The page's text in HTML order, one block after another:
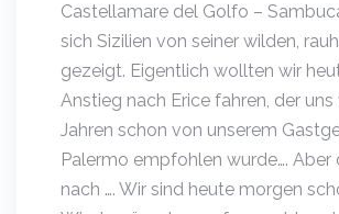
Castellamare del Golfo –
sich Sizilien von seiner wilden,
gezeigt. Eigentlich wollten wir
Anstieg nach Erice fahren, der uns
Jahren schon von unserem
Palermo empfohlen wurde…. Aber
nach …. Wir sind heute morgen